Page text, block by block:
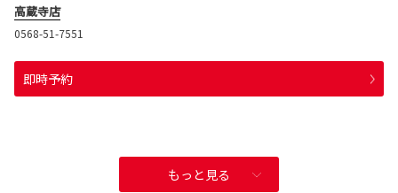
高蔵寺店
0568-51-7551
即時予約
もっと見る